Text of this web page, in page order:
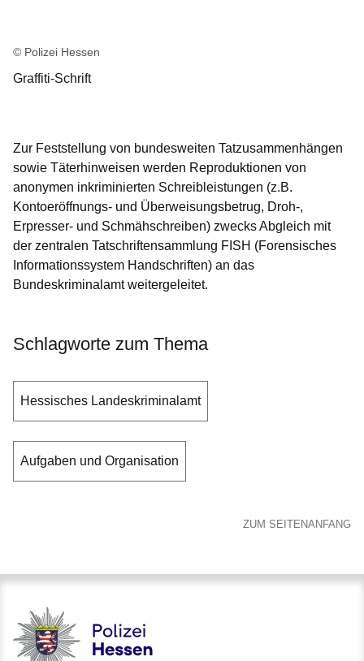
© Polizei Hessen
Graffiti-Schrift
Zur Feststellung von bundesweiten Tatzusammenhängen
sowie Täterhinweisen werden Reproduktionen von
anonymen inkriminierten Schreibleistungen (z.B.
Kontoeröffnungs- und Überweisungsbetrug, Droh-,
Erpresser- und Schmähschreiben) zwecks Abgleich mit
der zentralen Tatschriftensammlung FISH (Forensisches
Informationssystem Handschriften) an das
Bundeskriminalamt weitergeleitet.
Schlagworte zum Thema
Hessisches Landeskriminalamt
Aufgaben und Organisation
ZUM SEITENANFANG